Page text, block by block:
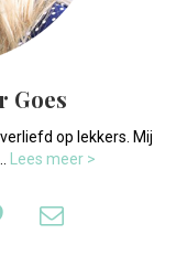
Goes
op lekkers. Mij
Lees meer >